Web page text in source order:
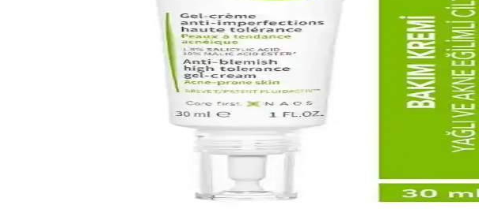
Cilt Sağlığını Koruma Yöntemleri
ve gözenek temizliği sağlar. Doğru ürün seçimi ve düzenli kullanım, sağlıklı ve dengeli
Yüz Temizleyici Seçimi ve Kullanımı Rehberi
özellikleri, içerikleri ve seçim ipuçlarıyla cilt sağlığınızı koruyun ve sorunlarınızı
Cilt Bariyerini Güçlendiren ve Rahatlatıcı Etkiler
tahrişi hafifletir, nem sağlar ve cilt bariyerini güçlendirir. Kullanımıyla kızarıklık ve
Çok Yönlü Doğal Cilt ve Saç Bakım Ürünü